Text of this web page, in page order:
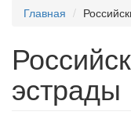
Главная
эстрады